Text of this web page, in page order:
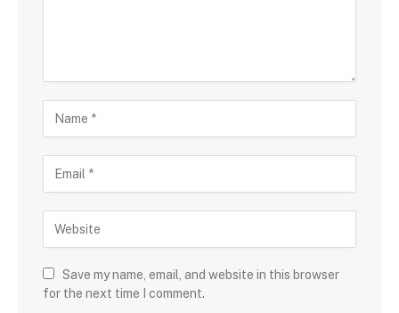
Save my name, email, and website in this browser
for the next time I comment.